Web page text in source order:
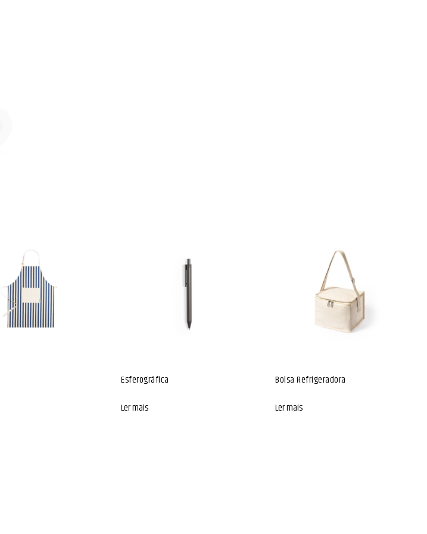
Esferográfica
Ler mais
Bolsa Refrigeradora
Ler mais